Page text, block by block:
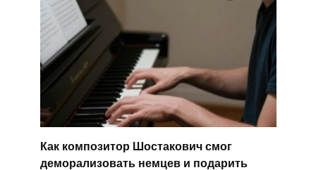
Как композитор Шостакович смог
деморализовать немцев и подарить